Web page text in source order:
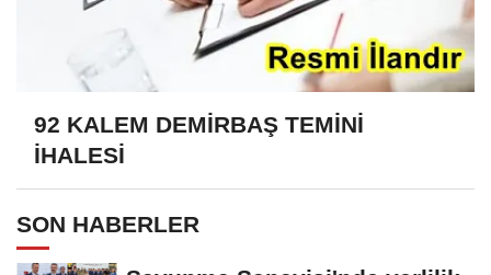
92 KALEM DEMİRBAŞ TEMİNİ
İHALESİ
SON HABERLER